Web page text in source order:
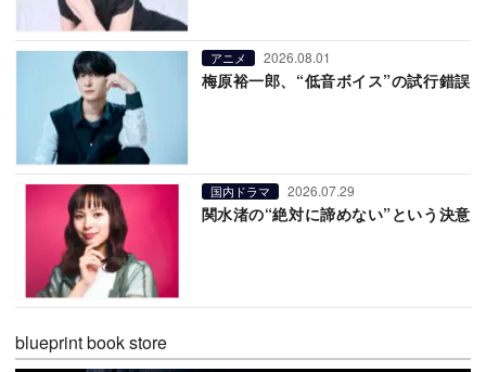
アニメ 2026.08.01
梅原裕一郎、“低音ボイス”の試行錯誤
国内ドラマ 2026.07.29
関水渚の“絶対に諦めない”という決意
blueprint book store